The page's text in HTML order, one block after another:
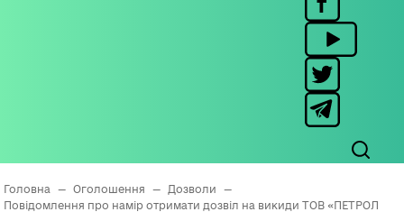
Головна — Оголошення — Дозволи
—
Повідомлення про намір отримати дозвіл на викиди ТОВ «ПЕТРОЛ